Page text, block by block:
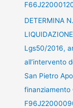
DETERMINA
Lgs50/2016,
all’intervento
San Pietro